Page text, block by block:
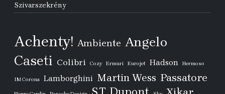
Szivarszekrény
Achenty! Ambiente Angelo
Caseti Colibri Cozy Ermuri Eurojet Hadson Hermoso
IM Corona Lamborghini Martin Wess Passatore